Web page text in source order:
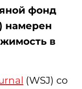
фонд
намерен
в
(WSJ) со